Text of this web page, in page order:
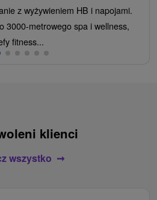
z wyżywieniem HB i napojami.
3000-metrowego spa i wellness,
fitness...
klienci
wszystko